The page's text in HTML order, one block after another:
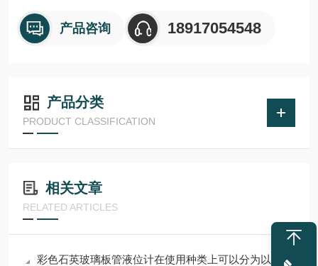
产品咨询 18917054548
产品分类
PRODUCT CLASSIFICATION
相关文章
RELATED ARTICLES
彩色石英玻璃板管液位计在使用种类上可以分为以下四种